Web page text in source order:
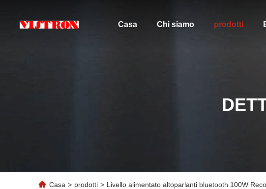
Casa Chi siamo prodotti
Casa > prodotti > Livello alimentato altoparlanti bluetooth 100W